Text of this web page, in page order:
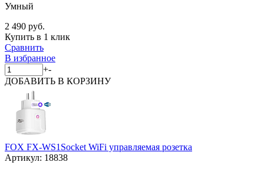
Умный
2 490 руб.
Купить в 1 клик
Сравнить
В избранное
+-
ДОБАВИТЬ В КОРЗИНУ
FOX FX-WS1Socket WiFi управляемая розетка
Артикул: 18838